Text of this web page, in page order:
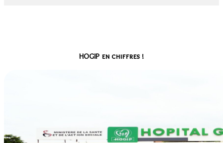
HOGIP en chiffres !